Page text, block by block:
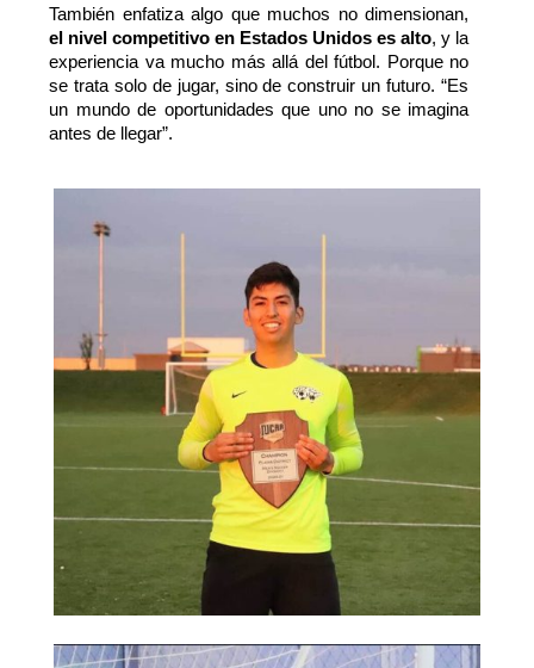
También enfatiza algo que muchos no dimensionan,
el nivel competitivo en Estados Unidos es alto, y la
experiencia va mucho más allá del fútbol. Porque no
se trata solo de jugar, sino de construir un futuro. “Es
un mundo de oportunidades que uno no se imagina
antes de llegar”.